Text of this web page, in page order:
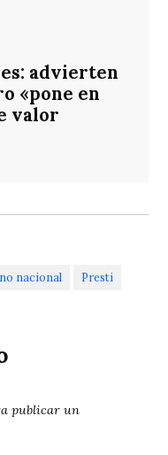
advierten
«pone en
valor
nacional Presti
publicar un